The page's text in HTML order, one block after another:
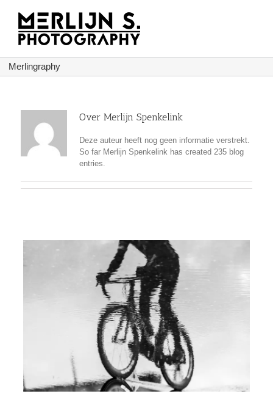
inhoud
Merlingraphy
Over Merlijn Spenkelink
Deze auteur heeft nog geen informatie verstrekt.
So far Merlijn Spenkelink has created 235 blog
entries.